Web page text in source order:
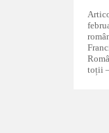
toții